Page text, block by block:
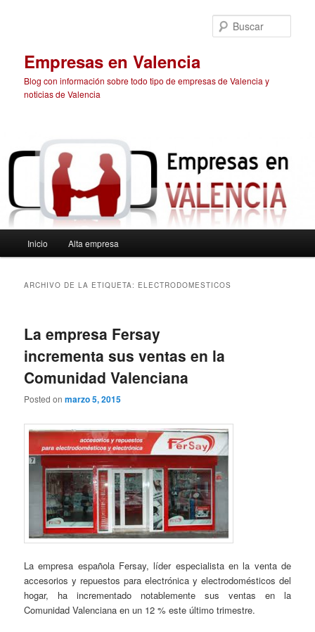
Empresas en Valencia
Blog con información sobre todo tipo de empresas de Valencia y
noticias de Valencia
principal
Inicio Alta empresa
ARCHIVO DE LA ETIQUETA: ELECTRODOMESTICOS
La empresa Fersay
incrementa sus ventas en la
Comunidad Valenciana
Posted onmarzo 5, 2015
La empresa española Fersay, líder especialista en la venta de
accesorios y repuestos para electrónica y electrodomésticos del
hogar, ha incrementado notablemente sus ventas en la
Comunidad Valenciana en un 12 % este último trimestre.